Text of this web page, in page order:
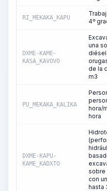
RI_MEKAKA_KAPU
4º
DXME-KAME-
KASA_KAVOVO
una
de la
m3
PU_MEKAKA_KALIKA
hora/
hora
DXME-KAPU-
KAME_KADXTO
sobre
con
hasta